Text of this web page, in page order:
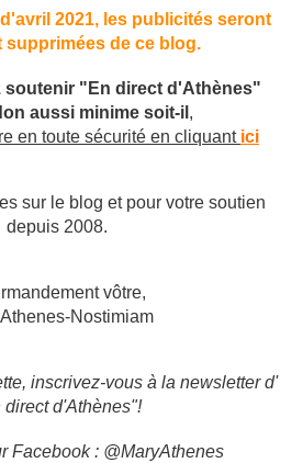
2021, les publicités seront
supprimées de ce blog.
soutenir "En direct d'Athènes"
aussi minime soit-il ,
en toute sécurité en cliquant ici
sur le blog et pour votre soutien
depuis 2008.
vôtre,
Nostimiam
inscrivez-vous à la newsletter d'
direct d'Athènes"!
Facebook : @MaryAthenes